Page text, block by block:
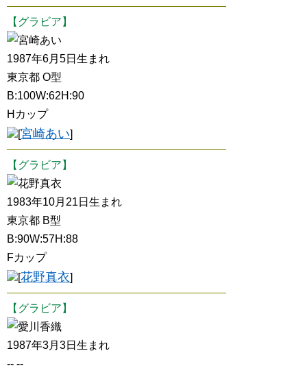
【グラビア】
宮崎あい
1987年6月5日生まれ
東京都 O型
B:100W:62H:90
Hカップ
[宮崎あい]
【グラビア】
花野真衣
1983年10月21日生まれ
東京都 B型
B:90W:57H:88
Fカップ
[花野真衣]
【グラビア】
愛川香織
1987年3月3日生まれ
-- --